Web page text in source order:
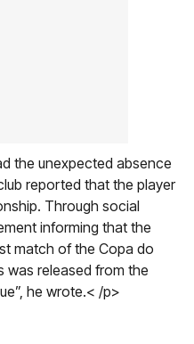
the unexpected absence
reported that the player
Through social
informing that the
match of the Copa do
was released from the
he wrote.< /p>